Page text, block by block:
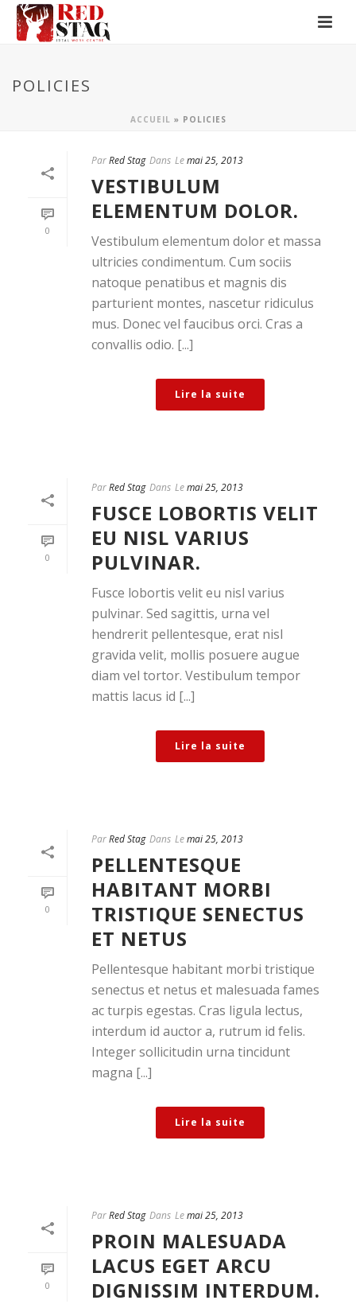
POLICIES
ACCUEIL » POLICIES
0
ParRed Stag Dans Lemai 25, 2013
VESTIBULUM
ELEMENTUM DOLOR.
Vestibulum elementum dolor et massa
ultricies condimentum. Cum sociis
natoque penatibus et magnis dis
parturient montes, nascetur ridiculus
mus. Donec vel faucibus orci. Cras a
convallis odio. [...]
Lire la suite
0
ParRed Stag Dans Lemai 25, 2013
FUSCE LOBORTIS VELIT
EU NISL VARIUS
PULVINAR.
Fusce lobortis velit eu nisl varius
pulvinar. Sed sagittis, urna vel
hendrerit pellentesque, erat nisl
gravida velit, mollis posuere augue
diam vel tortor. Vestibulum tempor
mattis lacus id [...]
Lire la suite
0
ParRed Stag Dans Lemai 25, 2013
PELLENTESQUE
HABITANT MORBI
TRISTIQUE SENECTUS
ET NETUS
Pellentesque habitant morbi tristique
senectus et netus et malesuada fames
ac turpis egestas. Cras ligula lectus,
interdum id auctor a, rutrum id felis.
Integer sollicitudin urna tincidunt
magna [...]
Lire la suite
0
ParRed Stag Dans Lemai 25, 2013
PROIN MALESUADA
LACUS EGET ARCU
DIGNISSIM INTERDUM.